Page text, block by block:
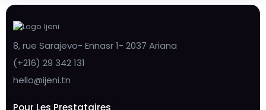
8, rue Sarajevo- Ennasr 1- 2037 Ariana
(+216) 29 342 131
hello@ijeni.tn
Pour Les Prestataires